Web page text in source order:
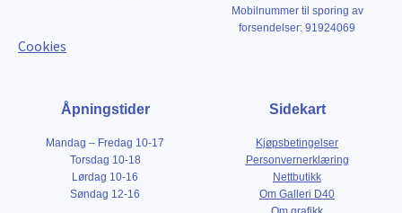
Cookies
Mobilnummer til sporing av
forsendelser: 91924069
Åpningstider
Mandag – Fredag 10-17
Torsdag 10-18
Lørdag 10-16
Søndag 12-16
Sidekart
Kjøpsbetingelser
Personvernerklæring
Nettbutikk
Om Galleri D40